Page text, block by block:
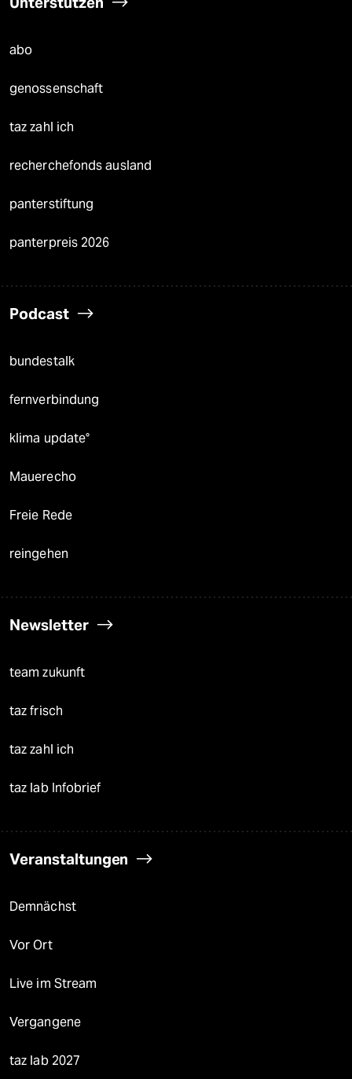
abo
genossenschaft
taz zahl ich
recherchefonds ausland
panterstiftung
panterpreis 2026
Podcast
bundestalk
fernverbindung
klima update°
Mauerecho
Freie Rede
reingehen
Newsletter
team zukunft
taz frisch
taz zahl ich
taz lab Infobrief
Veranstaltungen
Demnächst
Vor Ort
Live im Stream
Vergangene
taz lab 2027